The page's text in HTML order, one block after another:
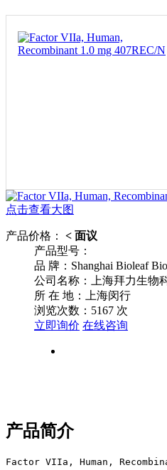
点击查看大图
产品价格：
< 面议
产品型号：
品 牌：Shanghai Bioleaf
公司名称：上海拜力生物
所 在 地：上海闵行
浏览次数： 5167 次
立即询价 在线咨询
产品简介